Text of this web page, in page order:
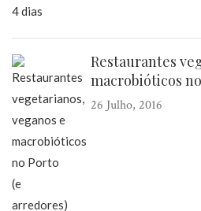
Restaurantes
macrobióticos
26 Julho, 2016